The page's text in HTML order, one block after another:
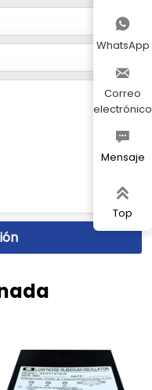

WhatsApp

Correo
electrónico

Mensaje

Top